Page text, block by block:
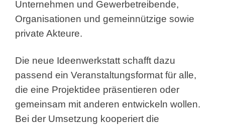
Unternehmen und Gewerbetreibende,
Organisationen und gemeinnützige sowie
private Akteure.
Die neue Ideenwerkstatt schafft dazu
passend ein Veranstaltungsformat für alle,
die eine Projektidee präsentieren oder
gemeinsam mit anderen entwickeln wollen.
Bei der Umsetzung kooperiert die